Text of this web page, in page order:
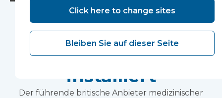
Laminar-Flow-
Theater auf den
Shetlandinseln
installiert
Der führende britische Anbieter medizinischer
Click here to change sites
Bleiben Sie auf dieser Seite